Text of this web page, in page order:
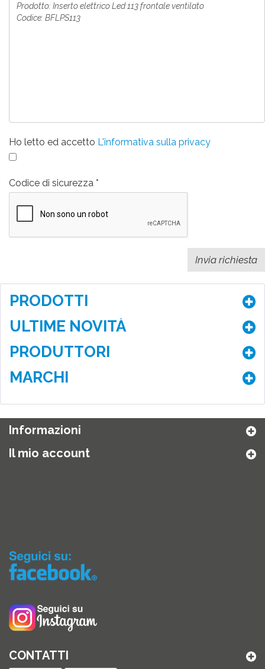
Ho letto ed accetto L'informativa sulla privacy
Codice di sicurezza
PRODOTTI
ULTIME NOVITÀ
PRODUTTORI
MARCHI
Informazioni
Il mio account
CONTATTI